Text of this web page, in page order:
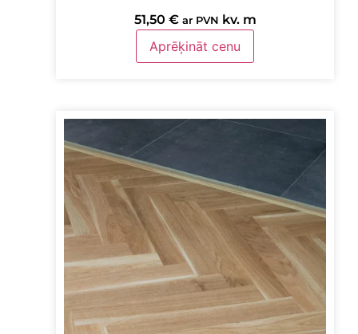
51,50 € ar PVN kv. m
Aprēķināt cenu